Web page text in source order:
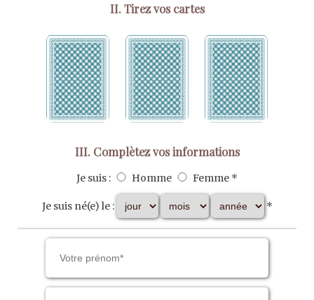
II. Tirez vos cartes
III. Complètez vos informations
Je suis : Homme Femme *
Je suis né(e) le : *